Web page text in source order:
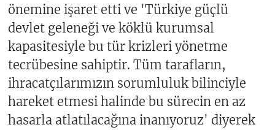
önemine işaret etti ve 'Türkiye güçlü
devlet geleneği ve köklü kurumsal
kapasitesiyle bu tür krizleri yönetme
tecrübesine sahiptir. Tüm tarafların,
ihracatçılarımızın sorumluluk bilinciyle
hareket etmesi halinde bu sürecin en az
hasarla atlatılacağına inanıyoruz' diyerek